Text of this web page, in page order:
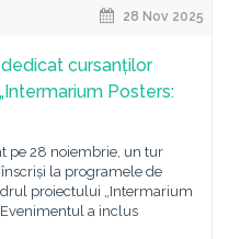
28 Nov 2025
cursanților
Posters:
pe 28 noiembrie, un tur
la programele de
proiectului „Intermarium
Evenimentul a inclus